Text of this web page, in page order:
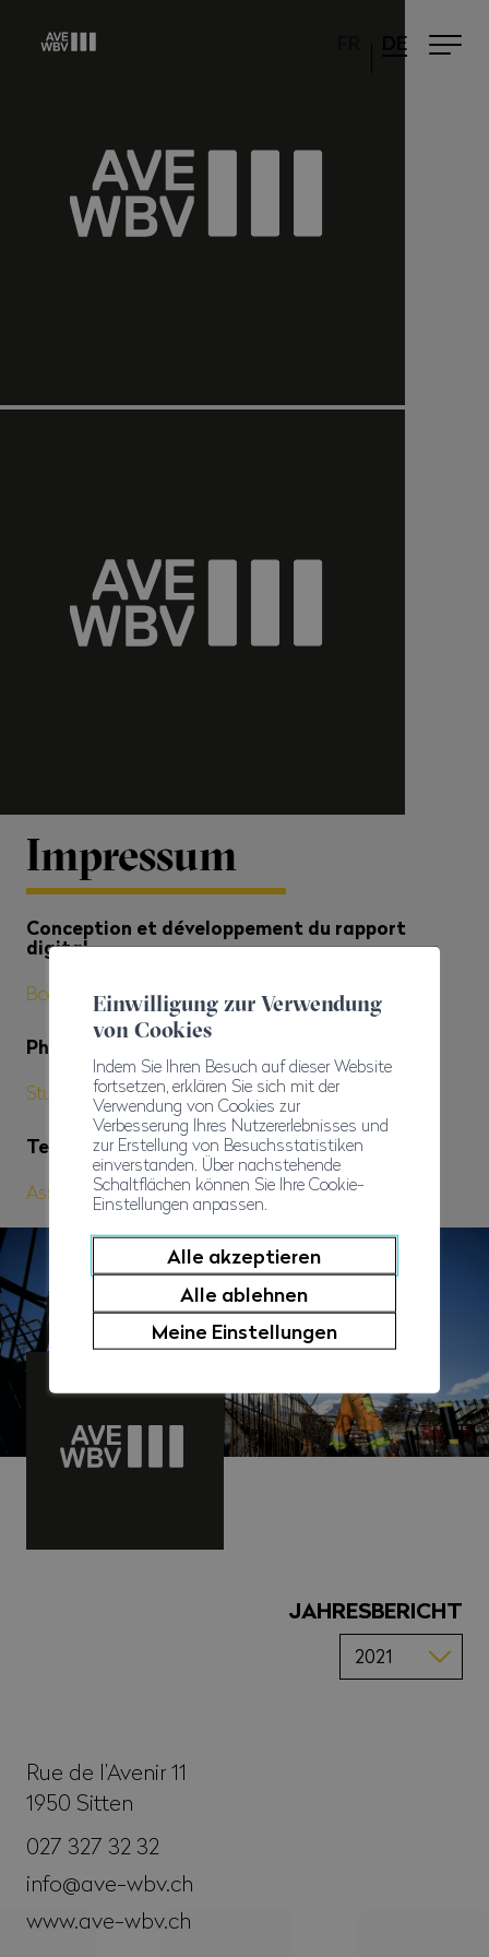
DE
Impressum
Conception et développement du rapport
digital
Boomerang Marketing SA
Photographies
Studio 54 / Olivier Maire & Louis Dasselborne
Textes
Association Valaisanne des Entrepreneurs
Rue de l’Avenir 11
1950 Sitten
027 327 32 32
info@ave-wbv.ch
www.ave-wbv.ch
JAHRESBERICHT
Einwilligung zur Verwendung
von Cookies
Indem Sie Ihren Besuch auf dieser Website
fortsetzen, erklären Sie sich mit der
Verwendung von Cookies zur
Verbesserung Ihres Nutzererlebnisses und
zur Erstellung von Besuchsstatistiken
einverstanden. Über nachstehende
Schaltflächen können Sie Ihre Cookie-
Einstellungen anpassen.
Alle akzeptieren
Alle ablehnen
Meine Einstellungen